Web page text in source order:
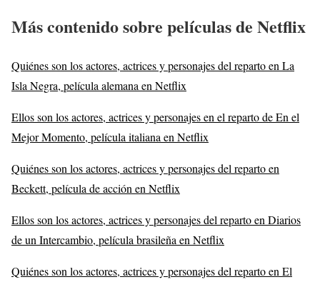
Más contenido sobre películas de Netflix
Quiénes son los actores, actrices y personajes del reparto en La
Isla Negra, película alemana en Netflix
Ellos son los actores, actrices y personajes en el reparto de En el
Mejor Momento, película italiana en Netflix
Quiénes son los actores, actrices y personajes del reparto en
Beckett, película de acción en Netflix
Ellos son los actores, actrices y personajes del reparto en Diarios
de un Intercambio, película brasileña en Netflix
Quiénes son los actores, actrices y personajes del reparto en El